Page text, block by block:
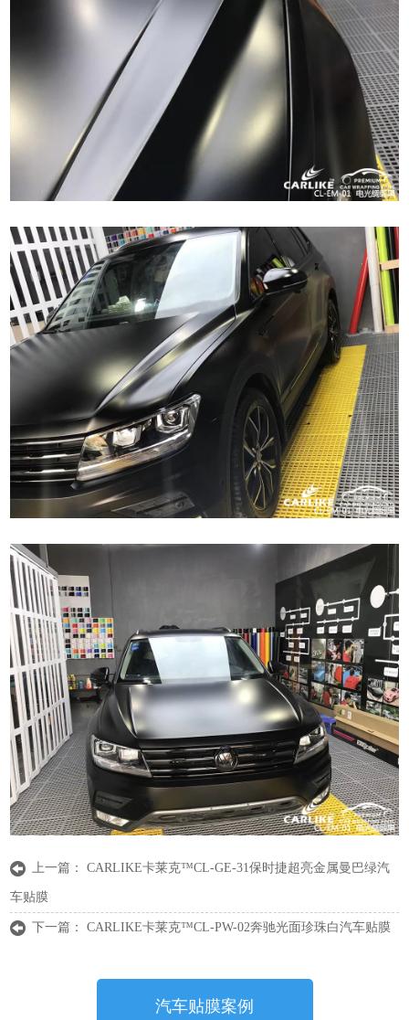
上一篇：CARLIKE卡莱克™CL-GE-31保时捷超亮金属曼巴绿汽
车贴膜
下一篇：CARLIKE卡莱克™CL-PW-02奔驰光面珍珠白汽车贴膜
汽车贴膜案例